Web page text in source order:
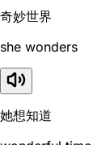
奇妙世界
she wonders
她想知道